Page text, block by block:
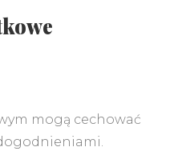
mogą cechować